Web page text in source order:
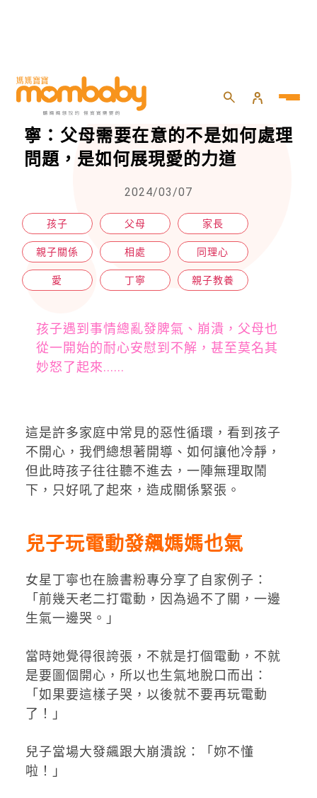
HOME 親子 親子教養
「我們不要瞎忙了，好不好？」丁
寧：父母需要在意的不是如何處理
問題，是如何展現愛的力道
2024/03/07
孩子 父母 家長
親子關係 相處 同理心
愛 丁寧 親子教養
孩子遇到事情總亂發脾氣、崩潰，父母也
從一開始的耐心安慰到不解，甚至莫名其
妙怒了起來......
這是許多家庭中常見的惡性循環，看到孩子
不開心，我們總想著開導、如何讓他冷靜，
但此時孩子往往聽不進去，一陣無理取鬧
下，只好吼了起來，造成關係緊張。
兒子玩電動發飆媽媽也氣
女星丁寧也在臉書粉專分享了自家例子：
「前幾天老二打電動，因為過不了關，一邊
生氣一邊哭。」
當時她覺得很誇張，不就是打個電動，不就
是要圖個開心，所以也生氣地脫口而出：
「如果要這樣子哭，以後就不要再玩電動
了！」
兒子當場大發飆跟大崩潰說：「妳不懂
啦！」